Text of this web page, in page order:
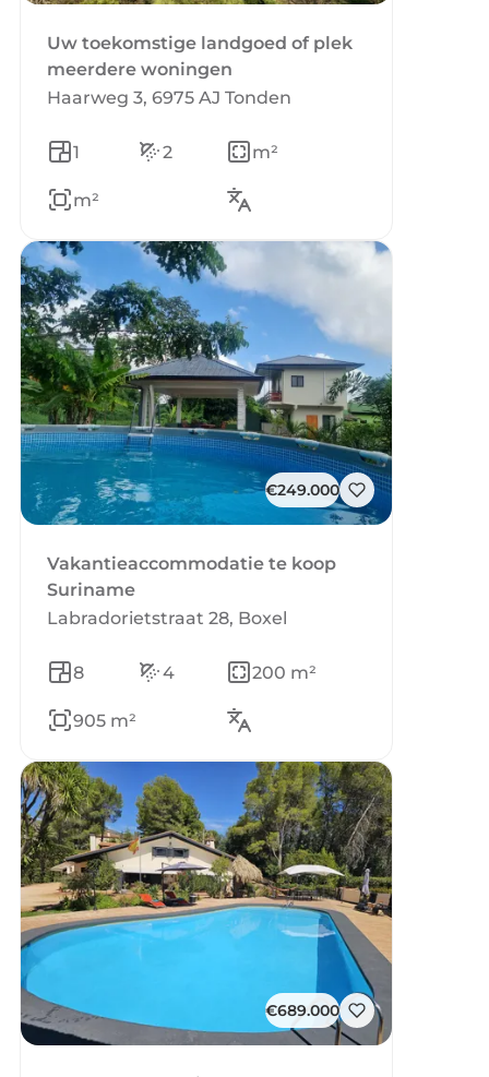
Uw toekomstige landgoed of plek
meerdere woningen
Haarweg 3, 6975 AJ Tonden
1 2 m²
m²
€249.000
Vakantieaccommodatie te koop
Suriname
Labradorietstraat 28, Boxel
8 4 200 m²
905 m²
€689.000